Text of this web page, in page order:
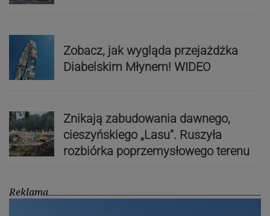
Zobacz, jak wygląda przejażdżka
Diabelskim Młynem! WIDEO
Znikają zabudowania dawnego,
cieszyńskiego „Lasu”. Ruszyła
rozbiórka poprzemysłowego terenu
Reklama